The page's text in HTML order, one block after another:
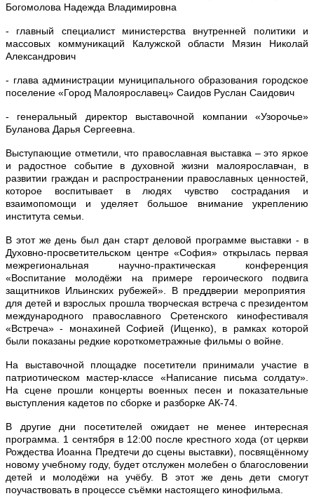
Богомолова Надежда Владимировна
- главный специалист министерства внутренней политики и
массовых коммуникаций Калужской области Мязин Николай
Александрович
- глава администрации муниципального образования городское
поселение «Город Малоярославец» Саидов Руслан Саидович
- генеральный директор выставочной компании «Узорочье»
Буланова Дарья Сергеевна.
Выступающие отметили, что православная выставка – это яркое
и радостное событие в духовной жизни малоярославчан, в
развитии граждан и распространении православных ценностей,
которое воспитывает в людях чувство сострадания и
взаимопомощи и уделяет большое внимание укреплению
института семьи.
В этот же день был дан старт деловой программе выставки - в
Духовно-просветительском центре «София» открылась первая
межрегиональная научно-практическая конференция
«Воспитание молодёжи на примере героического подвига
защитников Ильинских рубежей». В преддверии мероприятия
для детей и взрослых прошла творческая встреча с президентом
международного православного Сретенского кинофестиваля
«Встреча» - монахиней Софией (Ищенко), в рамках которой
были показаны редкие короткометражные фильмы о войне.
На выставочной площадке посетители принимали участие в
патриотическом мастер-классе «Написание письма солдату».
На сцене прошли концерты военных песен и показательные
выступления кадетов по сборке и разборке АК-74.
В другие дни посетителей ожидает не менее интересная
программа. 1 сентября в 12:00 после крестного хода (от церкви
Рождества Иоанна Предтечи до сцены выставки), посвящённому
новому учебному году, будет отслужен молебен о благословении
детей и молодёжи на учёбу. В этот же день дети смогут
поучаствовать в процессе съёмки настоящего кинофильма.